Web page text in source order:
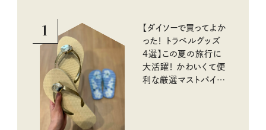
1
【ダイソーで買ってよか
った！ トラベルグッズ
4選】この夏の旅行に
大活躍！ かわいくて便
利な厳選マストバイア